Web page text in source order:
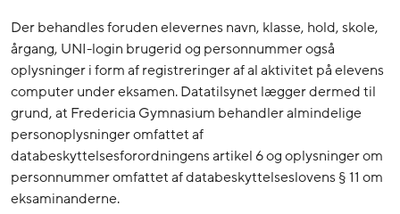
Der behandles foruden elevernes navn, klasse, hold, skole,
årgang, UNI-login brugerid og personnummer også
oplysninger i form af registreringer af al aktivitet på elevens
computer under eksamen. Datatilsynet lægger dermed til
grund, at Fredericia Gymnasium behandler almindelige
personoplysninger omfattet af
databeskyttelsesforordningens artikel 6 og oplysninger om
personnummer omfattet af databeskyttelseslovens § 11 om
eksaminanderne.